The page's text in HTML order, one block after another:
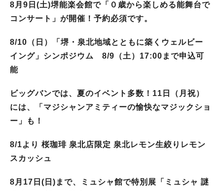
8月9日(土)堺能楽会館で「０歳から楽しめる能舞台で
コンサート」が開催！予約必須です。
8/10（日）「堺・泉北地域とともに築くウェルビー
イング」シンポジウム 8/9（土）17:00まで申込可
能
ビッグバンでは、夏のイベント多数！11日（月祝）
には、「マジシャンアミティーの愉快なマジックショ
ー」も！
8/1より 桜珈琲 泉北店限定 泉北レモン生絞りレモン
スカッシュ
8月17日(日)まで、ミュシャ館で特別展「ミュシャ 謎